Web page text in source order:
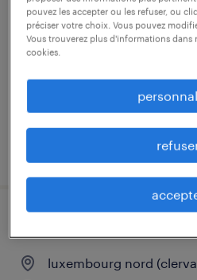
(f/h/x)
luxembourg centre,
mission d'intérim
€19 - €25 par année
publié le 20 juillet 2026
luxembourg nord
pouvez les accepter ou les refuser, ou
préciser votre choix. Vous pouvez
Vous trouverez plus d'informations
cookies.